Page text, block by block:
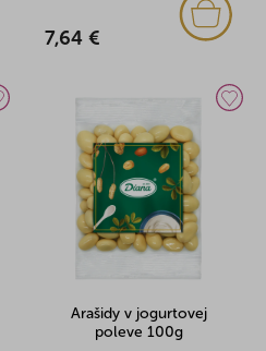
7,64 €
Arašidy v jogurtovej
poleve 100g